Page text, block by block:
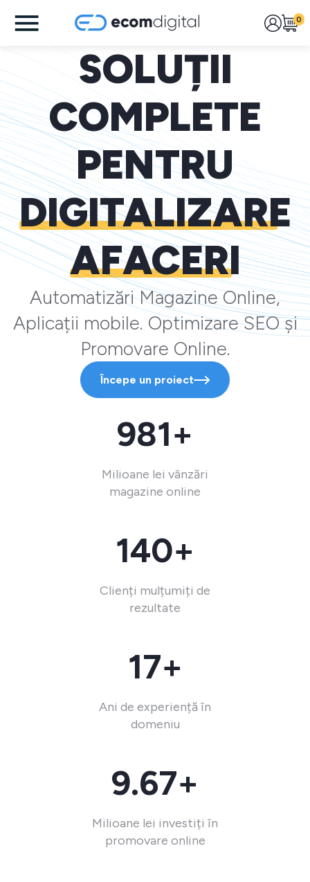
0
SOLUȚII
COMPLETE
PENTRU
DIGITALIZARE
AFACERI
Automatizări Magazine Online,
Aplicații mobile. Optimizare SEO și
Promovare Online.
Începe un proiect
981+
Milioane lei vânzări
magazine online
140+
Clienți mulțumiți de
rezultate
17+
Ani de experiență în
domeniu
9.67+
Milioane lei investiți în
promovare online